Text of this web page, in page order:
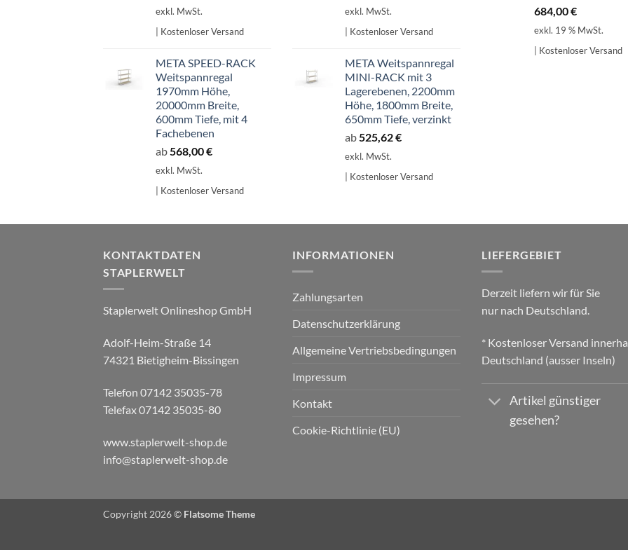
exkl. MwSt.
| Kostenloser Versand
META SPEED-RACK
Weitspannregal
1970mm Höhe,
20000mm Breite,
600mm Tiefe, mit 4
Fachebenen
ab 568,00€
exkl. MwSt.
| Kostenloser Versand
exkl. MwSt.
| Kostenloser Versand
META Weitspannregal
MINI-RACK mit 3
Lagerebenen, 2200mm
Höhe, 1800mm Breite,
650mm Tiefe, verzinkt
ab 525,62€
exkl. MwSt.
| Kostenloser Versand
684,00€
exkl. 19 % MwSt.
| Kostenloser Versand
KONTAKTDATEN
STAPLERWELT
Staplerwelt Onlineshop GmbH
Adolf-Heim-Straße 14
74321 Bietigheim-Bissingen
Telefon 07142 35035-78
Telefax 07142 35035-80
www.staplerwelt-shop.de
info@staplerwelt-shop.de
INFORMATIONEN
Zahlungsarten
Datenschutzerklärung
Allgemeine Vertriebsbedingungen
Impressum
Kontakt
Cookie-Richtlinie (EU)
LIEFERGEBIET
Derzeit liefern wir für Sie
nur nach Deutschland.
* Kostenloser Versand
Deutschland (ausser Inseln)
Artikel günstiger
gesehen?
Copyright 2026 © Flatsome Theme